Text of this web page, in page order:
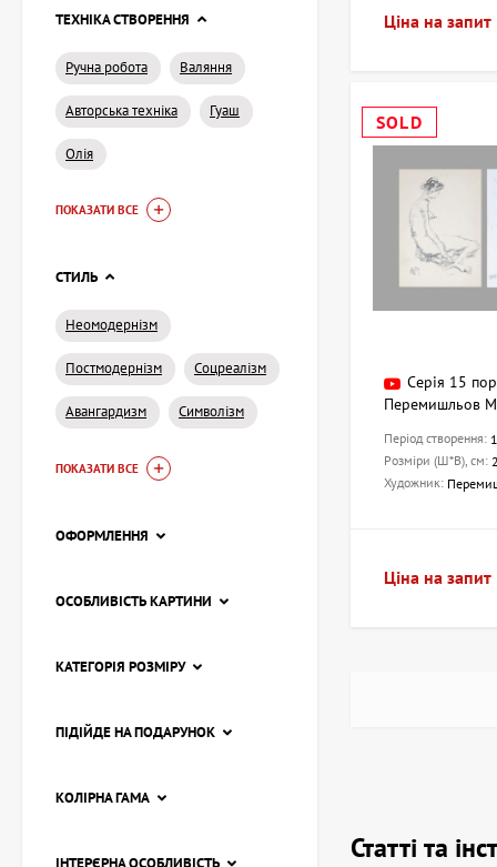
Ціна на запит
SOLD
Серія 15
Перемишльов
Період створення:
Розміри (Ш*В), см:
Художник:
Ціна на запит
Статті та
ТЕХНІКА СТВОРЕННЯ
Ручна робота Валяння
Авторська техніка Гуаш
Олія
ПОКАЗАТИ ВСЕ
СТИЛЬ
Неомодернізм
Постмодернізм Соцреалізм
Авангардизм Символізм
ПОКАЗАТИ ВСЕ
ОФОРМЛЕННЯ
ОСОБЛИВІСТЬ КАРТИНИ
КАТЕГОРІЯ РОЗМІРУ
ПІДІЙДЕ НА ПОДАРУНОК
КОЛІРНА ГАМА
ІНТЕРЄРНА ОСОБЛИВІСТЬ